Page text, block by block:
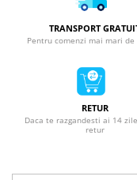
TRANSPORT
Pentru comenzi mai mari de
RETUR
Daca te razgandesti ai 14
retur